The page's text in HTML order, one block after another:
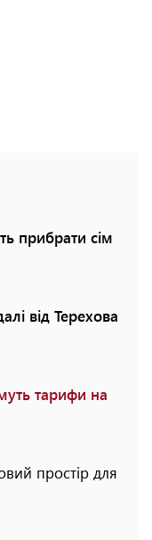
прибрати сім
від Терехова
тарифи на
простір для